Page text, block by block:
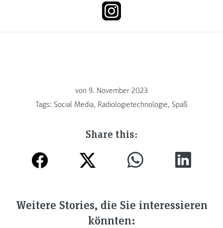
von 9. November 2023
Tags: Social Media, Radiologietechnologie, Spaß
Share this:
Weitere Stories, die Sie interessieren
könnten: